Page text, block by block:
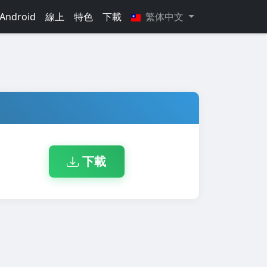
Android 線上 特色 下載 繁体中文
下載